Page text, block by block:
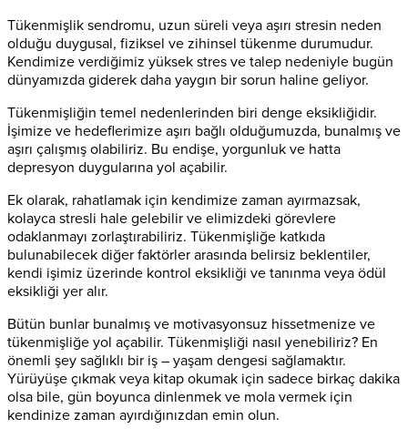
Tükenmişlik sendromu, uzun süreli veya aşırı stresin neden
olduğu duygusal, fiziksel ve zihinsel tükenme durumudur.
Kendimize verdiğimiz yüksek stres ve talep nedeniyle bugün
dünyamızda giderek daha yaygın bir sorun haline geliyor.
Tükenmişliğin temel nedenlerinden biri denge eksikliğidir.
İşimize ve hedeflerimize aşırı bağlı olduğumuzda, bunalmış ve
aşırı çalışmış olabiliriz. Bu endişe, yorgunluk ve hatta
depresyon duygularına yol açabilir.
Ek olarak, rahatlamak için kendimize zaman ayırmazsak,
kolayca stresli hale gelebilir ve elimizdeki görevlere
odaklanmayı zorlaştırabiliriz. Tükenmişliğe katkıda
bulunabilecek diğer faktörler arasında belirsiz beklentiler,
kendi işimiz üzerinde kontrol eksikliği ve tanınma veya ödül
eksikliği yer alır.
Bütün bunlar bunalmış ve motivasyonsuz hissetmenize ve
tükenmişliğe yol açabilir. Tükenmişliği nasıl yenebiliriz? En
önemli şey sağlıklı bir iş – yaşam dengesi sağlamaktır.
Yürüyüşe çıkmak veya kitap okumak için sadece birkaç dakika
olsa bile, gün boyunca dinlenmek ve mola vermek için
kendinize zaman ayırdığınızdan emin olun.